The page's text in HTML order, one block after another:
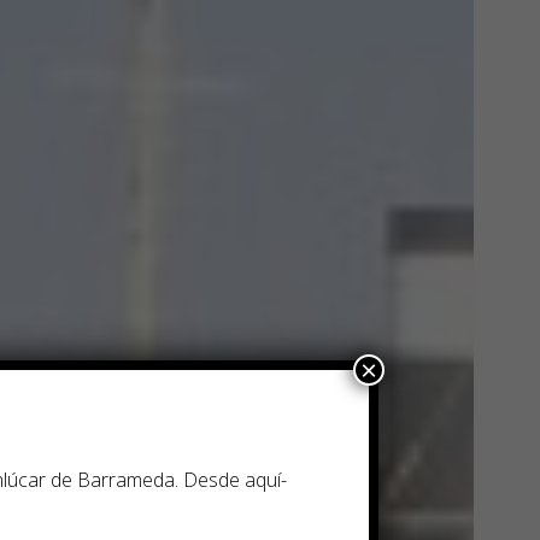
de Barrameda. Desde aquí­
×